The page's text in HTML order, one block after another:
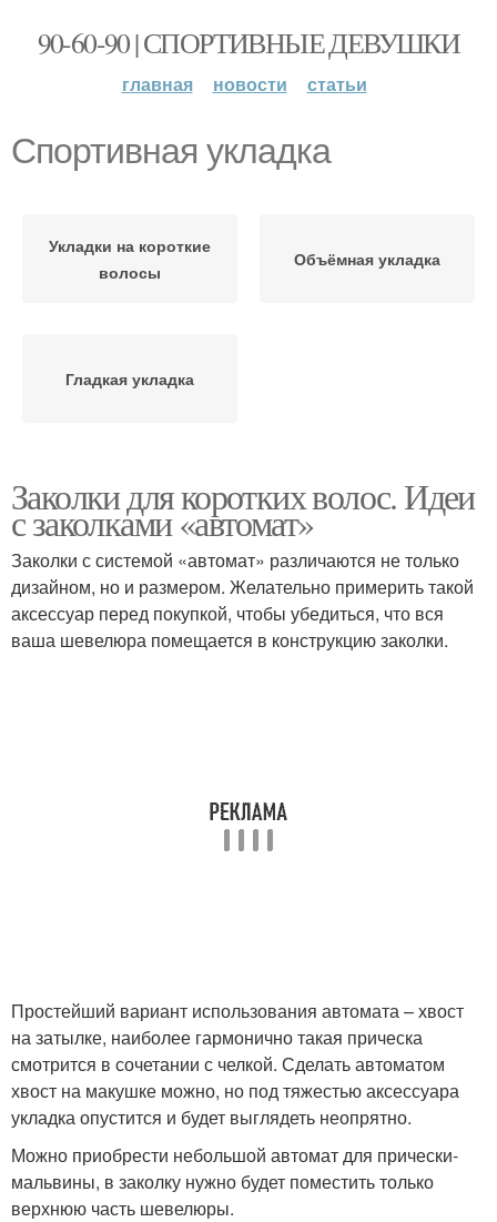
90-60-90 | СПОРТИВНЫЕ ДЕВУШКИ
главная новости статьи
Спортивная укладка
Укладки на короткие
волосы
Объёмная укладка
Гладкая укладка
Заколки для коротких волос. Идеи
с заколками «автомат»
Заколки с системой «автомат» различаются не только
дизайном, но и размером. Желательно примерить такой
аксессуар перед покупкой, чтобы убедиться, что вся
ваша шевелюра помещается в конструкцию заколки.
Простейший вариант использования автомата – хвост
на затылке, наиболее гармонично такая прическа
смотрится в сочетании с челкой. Сделать автоматом
хвост на макушке можно, но под тяжестью аксессуара
укладка опустится и будет выглядеть неопрятно.
Можно приобрести небольшой автомат для прически-
мальвины, в заколку нужно будет поместить только
верхнюю часть шевелюры.